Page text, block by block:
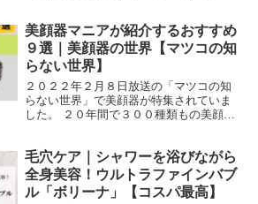
検定士５級の資格を持っていて、番組以
外にも、趣味でいろんな...
美顔器マニアが紹介するおすすめ
９選｜美顔器の世界【マツコの知
らない世界】
２０２２年２月８日放送の「マツコの知
らない世界」で美顔器が特集されていま
した。 ２０年間で３００種類もの美顔器
は 都内在住の美容ライター。 中高生の時
に、顔中のニキビ...
毛穴ケア｜シャワーを浴びながら
全身美容！ウルトラファインバブ
ル「ボリーナ」【コスパ最高】